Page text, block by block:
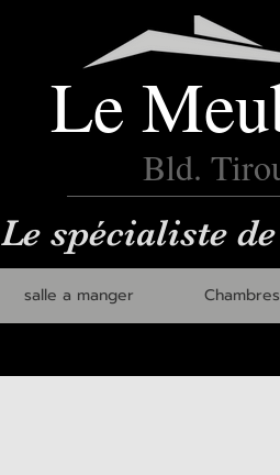
Le
Bld.
Le spécialiste
salle a manger Chambres